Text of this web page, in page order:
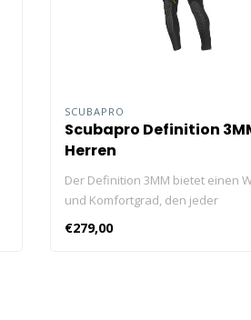
SCUBAPRO
Scubapro Definition
Herren
Der Definition 3MM bietet einen
und Komfortgrad, den jeder
Warmwassertaucher lieben wird.
€279,00